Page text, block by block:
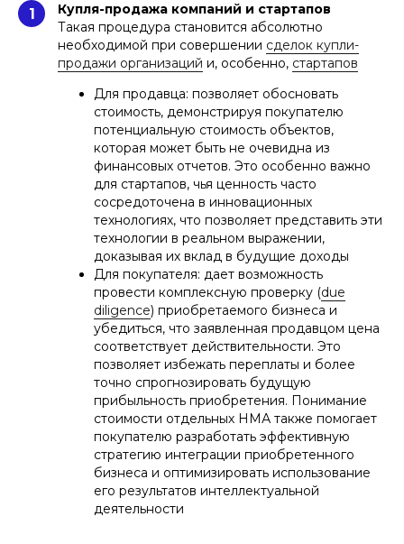
1
Купля-продажа компаний и стартапов
Такая процедура становится абсолютно
необходимой при совершении сделок купли-
продажи организаций и, особенно, стартапов
Для продавца: позволяет обосновать
стоимость, демонстрируя покупателю
потенциальную стоимость объектов,
которая может быть не очевидна из
финансовых отчетов. Это особенно важно
для стартапов, чья ценность часто
сосредоточена в инновационных
технологиях, что позволяет представить эти
технологии в реальном выражении,
доказывая их вклад в будущие доходы
Для покупателя: дает возможность
провести комплексную проверку (due
diligence) приобретаемого бизнеса и
убедиться, что заявленная продавцом цена
соответствует действительности. Это
позволяет избежать переплаты и более
точно спрогнозировать будущую
прибыльность приобретения. Понимание
стоимости отдельных НМА также помогает
покупателю разработать эффективную
стратегию интеграции приобретенного
бизнеса и оптимизировать использование
его результатов интеллектуальной
деятельности